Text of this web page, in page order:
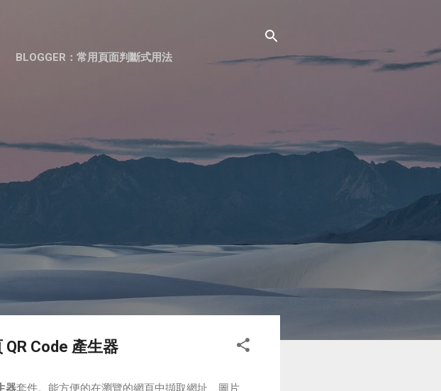
BLOGGER：常用頁面判斷式用法
Code 產生器
器套件。能方便的在瀏覽的網頁中擷取網址、圖片、